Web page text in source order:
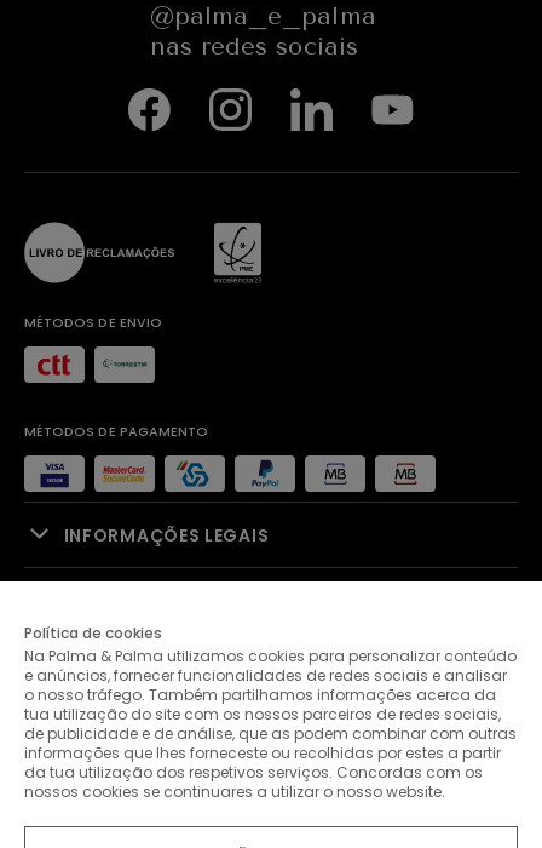
@palma_e_palma
nas redes sociais
MÉTODOS DE ENVIO
MÉTODOS DE PAGAMENTO
INFORMAÇÕES LEGAIS
PALMA & PALMA
APOIO AO CLIENTE
CONTACTOS
Política de cookies
Na Palma & Palma utilizamos cookies para personalizar conteúdo
e anúncios, fornecer funcionalidades de redes sociais e analisar
o nosso tráfego. Também partilhamos informações acerca da
tua utilização do site com os nossos parceiros de redes sociais,
de publicidade e de análise, que as podem combinar com outras
informações que lhes forneceste ou recolhidas por estes a partir
da tua utilização dos respetivos serviços. Concordas com os
nossos cookies se continuares a utilizar o nosso website.